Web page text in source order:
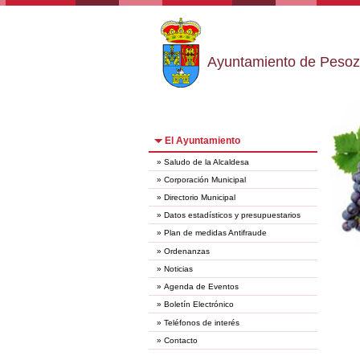
Ayuntamiento de Pesoz
El Ayuntamiento
» Saludo de la Alcaldesa
» Corporación Municipal
» Directorio Municipal
» Datos estadísticos y presupuestarios
» Plan de medidas Antifraude
» Ordenanzas
» Noticias
» Agenda de Eventos
» Boletín Electrónico
» Teléfonos de interés
» Contacto